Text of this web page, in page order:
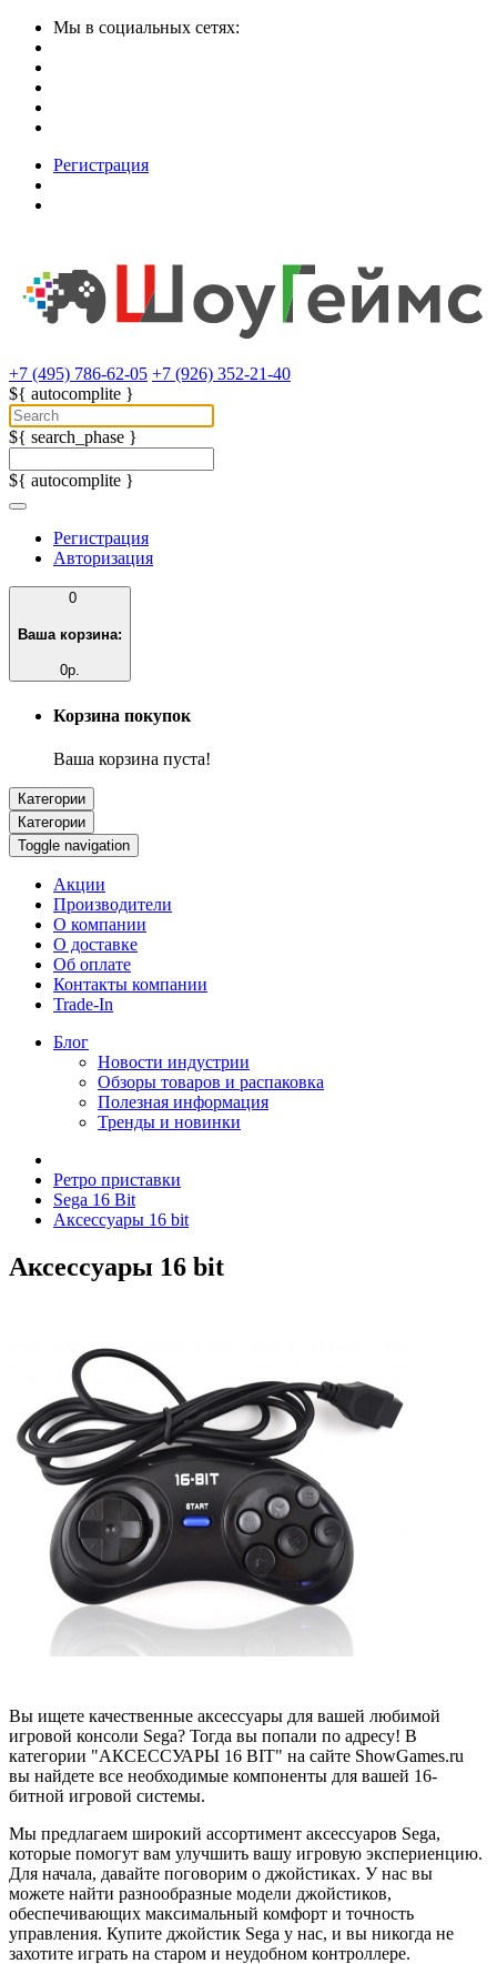
Мы в социальных сетях:
Регистрация
+7 (495) 786-62-05 +7 (926) 352-21-40
${ autocomplite }
${ search_phase }
${ autocomplite }
Регистрация
Авторизация
0
Ваша корзина:
0р.
Корзина покупок
Ваша корзина пуста!
Категории
Категории
Toggle navigation
Акции
Производители
О компании
О доставке
Об оплате
Контакты компании
Trade-In
Блог
Новости индустрии
Обзоры товаров и распаковка
Полезная информация
Тренды и новинки
Ретро приставки
Sega 16 Bit
Аксессуары 16 bit
Аксессуары 16 bit
Вы ищете качественные аксессуары для вашей любимой
игровой консоли Sega? Тогда вы попали по адресу! В
категории "АКСЕССУАРЫ 16 BIT" на сайте ShowGames.ru
вы найдете все необходимые компоненты для вашей 16-
битной игровой системы.
Мы предлагаем широкий ассортимент аксессуаров Sega,
которые помогут вам улучшить вашу игровую экспериенцию.
Для начала, давайте поговорим о джойстиках. У нас вы
можете найти разнообразные модели джойстиков,
обеспечивающих максимальный комфорт и точность
управления. Купите джойстик Sega у нас, и вы никогда не
захотите играть на старом и неудобном контроллере.